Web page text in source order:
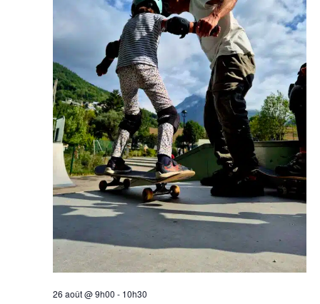
26 août @ 9h00 - 10h30